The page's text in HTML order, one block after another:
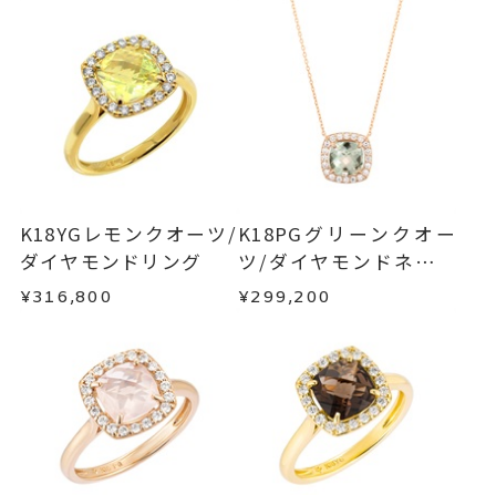
※#16からは19,800円(税込)の加
算料金を頂戴しております。
サイズ直し #7以上は±2まで可、
#6.5以下は±1
モチーフ 縦：約10.6mm 横：約
リング幅 約2mm
カテゴリー
、
K18PG
カラーストーン
刻印
例：金曜日17時までのご注文→翌週火曜日までに
発送いたします。
■お届け目安が「約1ヶ月半以内～」の商品
ご注文いただいてから在庫状況を確認いたしま
・在庫のご用意ができる場合： 約1週間～1ヶ月以
内を目安に発送いたします。
・受注生産となる場合： 商品ページに記載のある
※お急ぎの方はご注文前にお問い合わせくださ
い。事前に現在の納期状況を確認いたします。
お届け予定日はご注文から2営業日以内にメールに
ご注文状況が「注文済み」の場合に限り、キャ
ンセルを承ります。
メンバーシップ未登録のお客さまは、お問い合
わせフォームよりご連絡ください。
返品・交換以下の場合、商品の返品・交換・返金
は承りかねます。
・受注生産の商品
・お客さまのお手元で傷や汚れが発生した商品
・到着後ご連絡無く7日以上経過した商品
・刻印をお入れした商品
・販売期間が限定されている商品
・過度な交換・返品を繰り返している場合
商品の品質には万全を期しておりますが、万が一
不良品の場合、またはご注文のお品と異なる場合
は、早急に商品を交換させていただきます。
K18YGレモンクオーツ/
ダイヤモンドリング
¥316,800
K18PGグリーンクオー
ツ/ダイヤモンドネック
レス
¥299,200